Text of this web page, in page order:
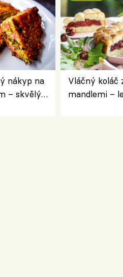
nákyp na
– skvělý
Vláčný koláč
mandlemi –